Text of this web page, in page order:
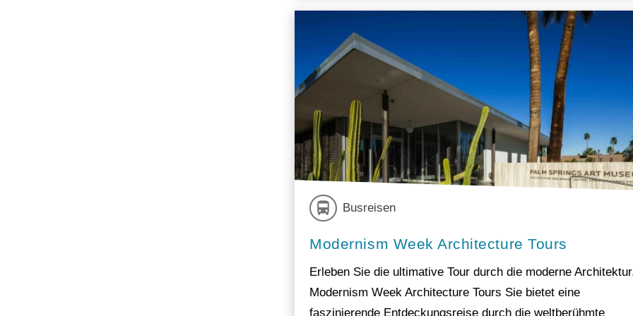
Busreisen
Modernism Week Architecture Tours
Erleben Sie die ultimative Tour durch die moderne
Modernism Week Architecture Tours Sie bietet eine
faszinierende Entdeckungsreise durch die weltberühmte